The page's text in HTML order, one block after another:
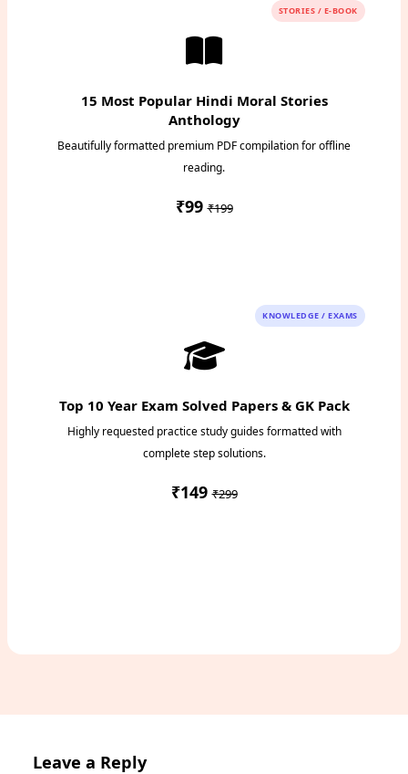
STORIES / E-BOOK
15 Most Popular Hindi Moral Stories
Anthology
Beautifully formatted premium PDF compilation for offline
reading.
₹99₹199
KNOWLEDGE / EXAMS
Top 10 Year Exam Solved Papers & GK Pack
Highly requested practice study guides formatted with
complete step solutions.
₹149₹299
Leave a Reply